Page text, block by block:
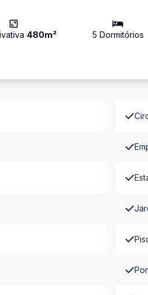
480m² 5 Dormitórios